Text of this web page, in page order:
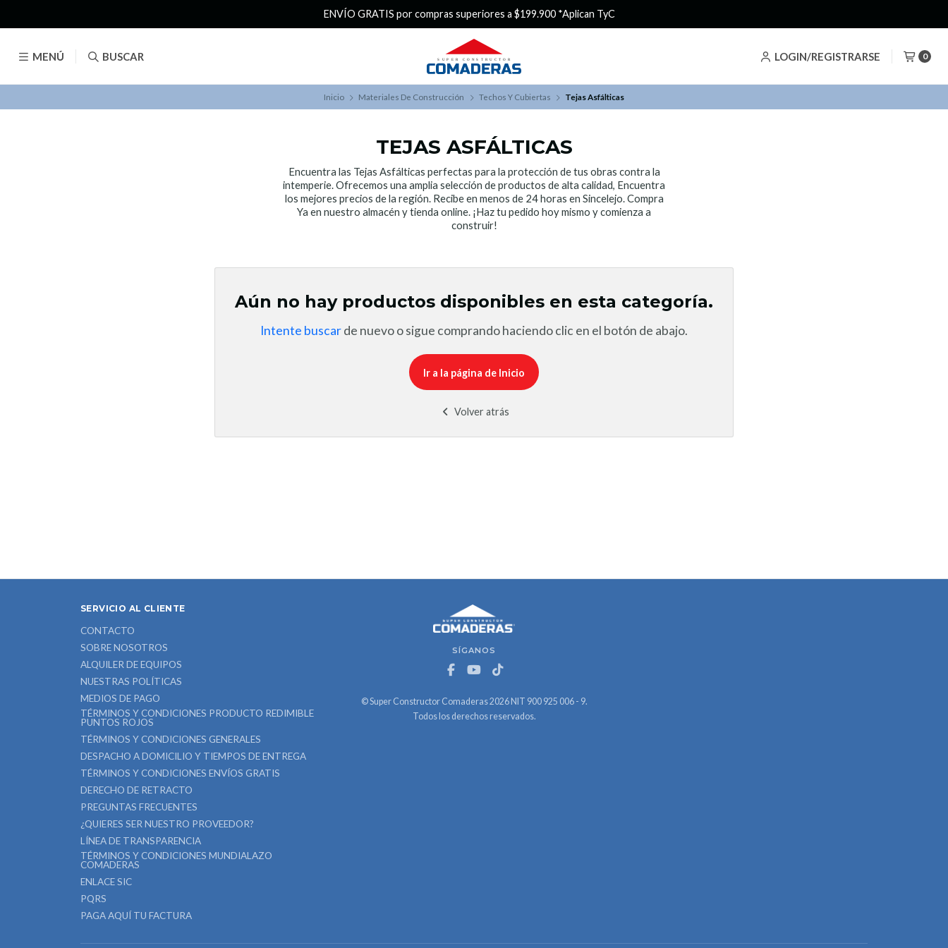
MENÚ BUSCAR LOGIN/REGISTRARSE 0
ENVÍO GRATIS por compras superiores a $199.900 *Aplican TyC
Inicio Materiales De Construcción Techos Y Cubiertas Tejas Asfálticas
TEJAS ASFÁLTICAS
Encuentra las Tejas Asfálticas perfectas para la protección de tus obras contra la
intemperie. Ofrecemos una amplia selección de productos de alta calidad, Encuentra
los mejores precios de la región. Recibe en menos de 24 horas en Sincelejo. Compra
Ya en nuestro almacén y tienda online. ¡Haz tu pedido hoy mismo y comienza a
construir!
Aún no hay productos disponibles en esta categoría.
Intente buscarde nuevo o sigue comprando haciendo clic en el botón de abajo.
Ir a la página de Inicio
Volver atrás
SÍGANOS
© Super Constructor Comaderas 2026 NIT 900 925 006 - 9.
Todos los derechos reservados.
SERVICIO AL CLIENTE
CONTACTO
SOBRE NOSOTROS
ALQUILER DE EQUIPOS
NUESTRAS POLÍTICAS
MEDIOS DE PAGO
TÉRMINOS Y CONDICIONES PRODUCTO REDIMIBLE
PUNTOS ROJOS
TÉRMINOS Y CONDICIONES GENERALES
DESPACHO A DOMICILIO Y TIEMPOS DE ENTREGA
TÉRMINOS Y CONDICIONES ENVÍOS GRATIS
DERECHO DE RETRACTO
PREGUNTAS FRECUENTES
¿QUIERES SER NUESTRO PROVEEDOR?
LÍNEA DE TRANSPARENCIA
TÉRMINOS Y CONDICIONES MUNDIALAZO
COMADERAS
ENLACE SIC
PQRS
PAGA AQUÍ TU FACTURA